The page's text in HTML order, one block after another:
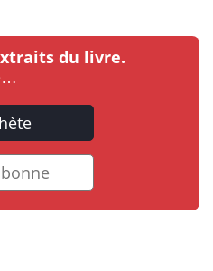
du livre.